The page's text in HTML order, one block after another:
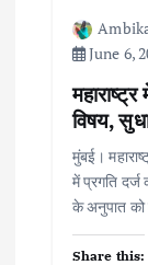
June 6,
विषय,
मुंबई।
में प्रगति
के अनुपात को
Share this: